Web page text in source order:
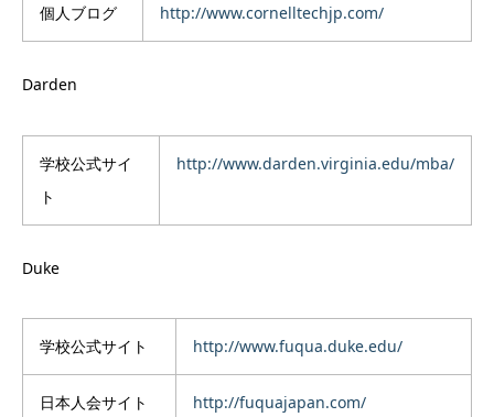
個人ブログ http://www.cornelltechjp.com/
Darden
学校公式サイ
ト
http://www.darden.virginia.edu/mba/
Duke
学校公式サイト http://www.fuqua.duke.edu/
日本人会サイト http://fuquajapan.com/